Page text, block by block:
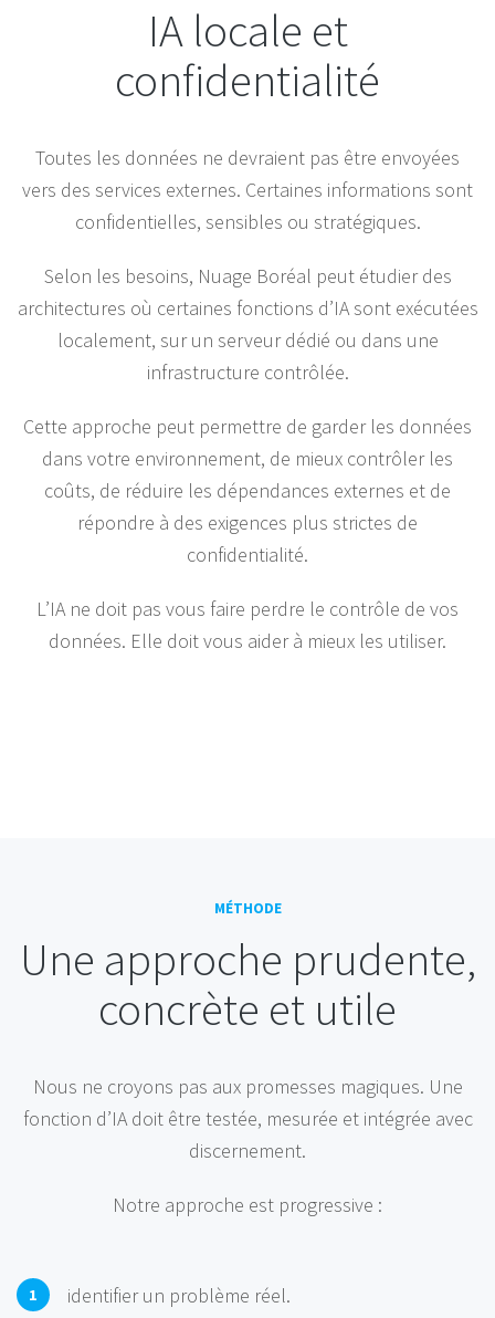
IA locale et
confidentialité
Toutes les données ne devraient pas être envoyées
vers des services externes. Certaines informations sont
confidentielles, sensibles ou stratégiques.
Selon les besoins, Nuage Boréal peut étudier des
architectures où certaines fonctions d’IA sont exécutées
localement, sur un serveur dédié ou dans une
infrastructure contrôlée.
Cette approche peut permettre de garder les données
dans votre environnement, de mieux contrôler les
coûts, de réduire les dépendances externes et de
répondre à des exigences plus strictes de
confidentialité.
L’IA ne doit pas vous faire perdre le contrôle de vos
données. Elle doit vous aider à mieux les utiliser.
MÉTHODE
Une approche prudente,
concrète et utile
Nous ne croyons pas aux promesses magiques. Une
fonction d’IA doit être testée, mesurée et intégrée avec
discernement.
Notre approche est progressive :
identifier un problème réel.